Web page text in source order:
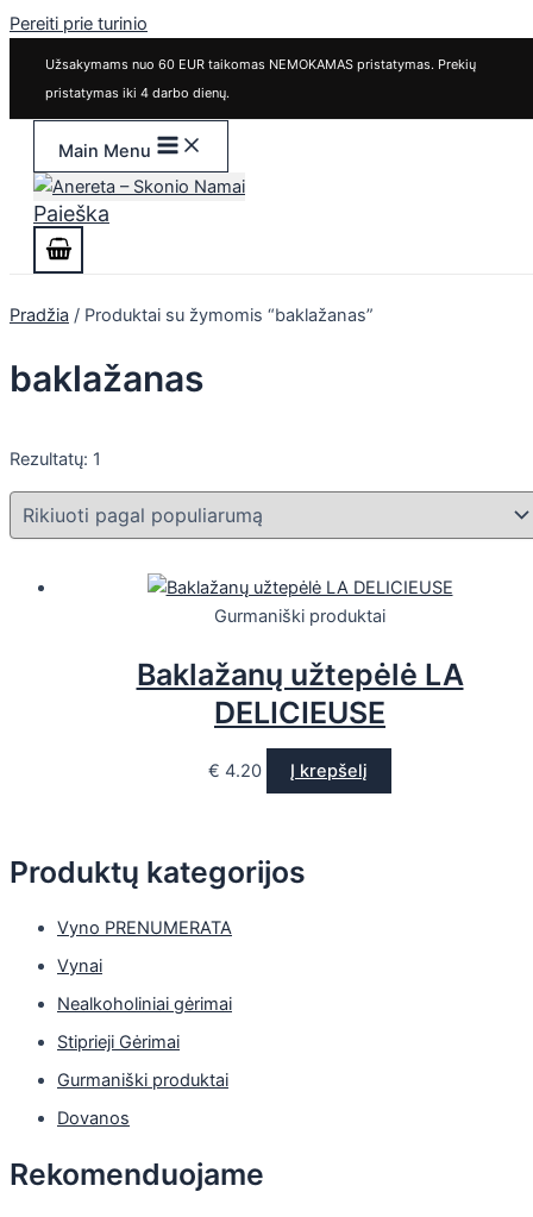
Pereiti prie turinio
Užsakymams nuo 60 EUR taikomas NEMOKAMAS pristatymas. Prekių
pristatymas iki 4 darbo dienų.
Main Menu
Paieška
Produktų kategorijos
Vyno PRENUMERATA
Vynai
Nealkoholiniai gėrimai
Stiprieji Gėrimai
Gurmaniški produktai
Dovanos
Rekomenduojame
Pradžia / Produktai su žymomis “baklažanas”
baklažanas
Rezultatų: 1
Gurmaniški produktai
Baklažanų užtepėlė LA
DELICIEUSE
€ 4.20 Į krepšelį